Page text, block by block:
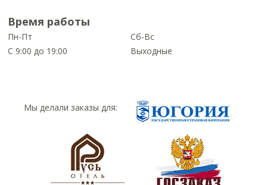
Время работы
Пн-Пт
С 9:00 до 19:00
Сб-Вс
Выходные
Мы делали заказы для: